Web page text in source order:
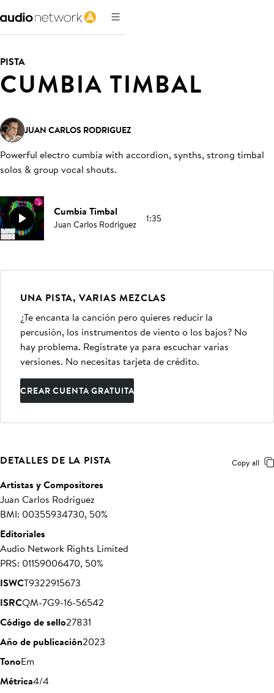
PISTA
CUMBIA TIMBAL
JUAN CARLOS RODRIGUEZ
Powerful electro cumbia with accordion, synths, strong timbal
solos & group vocal shouts.
Cumbia Timbal
Juan Carlos Rodriguez 1:35
UNA PISTA, VARIAS MEZCLAS
¿Te encanta la canción pero quieres reducir la
percusión, los instrumentos de viento o los bajos? No
hay problema. Regístrate ya para escuchar varias
versiones. No necesitas tarjeta de crédito.
CREAR CUENTA GRATUITA
DETALLES DE LA PISTA Copy all
Artistas y Compositores
Juan Carlos Rodriguez
BMI: 00355934730, 50%
Editoriales
Audio Network Rights Limited
PRS: 01159006470, 50%
ISWCT9322915673
ISRCQM-7G9-16-56542
Código de sello27831
Año de publicación2023
TonoEm
Métrica4/4